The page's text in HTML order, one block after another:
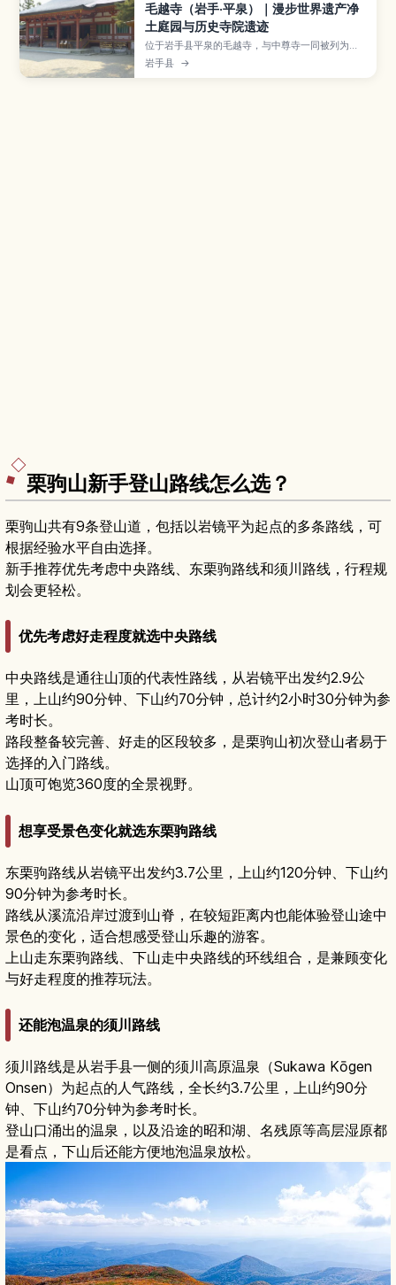
毛越寺（岩手·平泉）｜漫步世界遗产净
土庭园与历史寺院遗迹
位于岩手县平泉的毛越寺，与中尊寺一同被列为世
界遗产，以再现极乐世界的净土庭园和广阔伽蓝遗
迹闻名。本文介绍池泉庭园与堂塔遗址的看点、奥
岩手县 →
栗驹山新手登山路线怎么选？
栗驹山共有9条登山道，包括以岩镜平为起点的多条路线，可
根据经验水平自由选择。
新手推荐优先考虑中央路线、东栗驹路线和须川路线，行程规
划会更轻松。
优先考虑好走程度就选中央路线
中央路线是通往山顶的代表性路线，从岩镜平出发约2.9公
里，上山约90分钟、下山约70分钟，总计约2小时30分钟为参
考时长。
路段整备较完善、好走的区段较多，是栗驹山初次登山者易于
选择的入门路线。
山顶可饱览360度的全景视野。
想享受景色变化就选东栗驹路线
东栗驹路线从岩镜平出发约3.7公里，上山约120分钟、下山约
90分钟为参考时长。
路线从溪流沿岸过渡到山脊，在较短距离内也能体验登山途中
景色的变化，适合想感受登山乐趣的游客。
上山走东栗驹路线、下山走中央路线的环线组合，是兼顾变化
与好走程度的推荐玩法。
还能泡温泉的须川路线
须川路线是从岩手县一侧的须川高原温泉（Sukawa Kōgen
Onsen）为起点的人气路线，全长约3.7公里，上山约90分
钟、下山约70分钟为参考时长。
登山口涌出的温泉，以及沿途的昭和湖、名残原等高层湿原都
是看点，下山后还能方便地泡温泉放松。